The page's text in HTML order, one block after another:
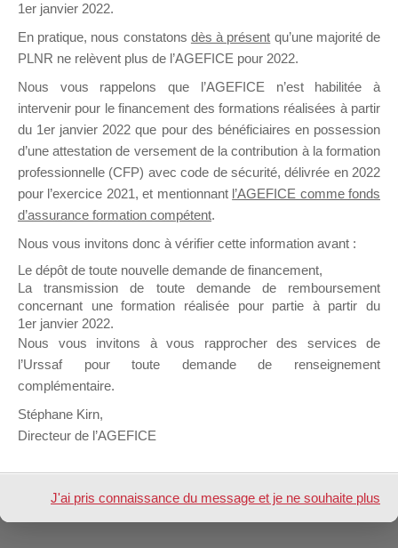
ParticipantsMessages
publication
[Support requis]
Demande de
financement pour
apprenant hors
département
Démarré par :Gaëtan SOURDET
dans :Informations Générales – Forum dédié aux Organismes de
1 1
il y a 1
année et
5 mois
Gaëtan SOURDET
1 sujet (sur un total de 1)
Design deElegant Themes
1er janvier 2022.
En pratique, nous constatons dès à présent qu’une majorité de
PLNR ne relèvent plus de l’AGEFICE pour 2022.
Nous vous rappelons que l’AGEFICE n’est habilitée à
intervenir pour le financement des formations réalisées à partir
du 1er janvier 2022 que pour des bénéficiaires en possession
d’une attestation de versement de la contribution à la formation
professionnelle (CFP) avec code de sécurité, délivrée en 2022
pour l’exercice 2021, et mentionnant l’AGEFICE comme fonds
d’assurance formation compétent.
Nous vous invitons donc à vérifier cette information avant :
Le dépôt de toute nouvelle demande de financement,
La transmission de toute demande de remboursement
concernant une formation réalisée pour partie à partir du
1er janvier 2022.
Nous vous invitons à vous rapprocher des services de
l’Urssaf pour toute demande de renseignement
complémentaire.
Stéphane Kirn,
Directeur de l’AGEFICE
J'ai pris connaissance du message et je ne souhaite plus